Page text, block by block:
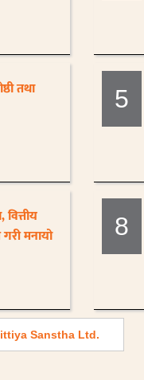
तथा
5
मनायो
8
Sanstha Ltd.